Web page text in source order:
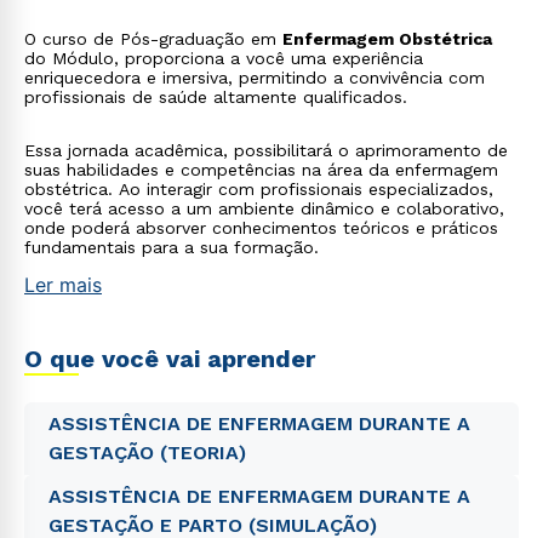
O curso de Pós-graduação em Enfermagem Obstétrica
do Módulo, proporciona a você uma experiência
enriquecedora e imersiva, permitindo a convivência com
profissionais de saúde altamente qualificados.
Essa jornada acadêmica, possibilitará o aprimoramento de
suas habilidades e competências na área da enfermagem
obstétrica. Ao interagir com profissionais especializados,
você terá acesso a um ambiente dinâmico e colaborativo,
onde poderá absorver conhecimentos teóricos e práticos
fundamentais para a sua formação.
Ler mais
O que você vai aprender
ASSISTÊNCIA DE ENFERMAGEM DURANTE A
GESTAÇÃO (TEORIA)
ASSISTÊNCIA DE ENFERMAGEM DURANTE A
GESTAÇÃO E PARTO (SIMULAÇÃO)